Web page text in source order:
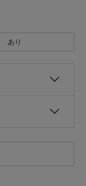
あり